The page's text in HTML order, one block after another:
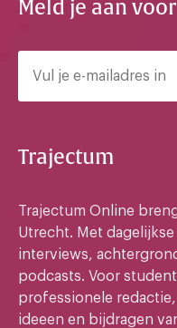
Meld je aan
Trajectum
Trajectum Online
Utrecht. Met
interviews,
podcasts. Voor
professionele
ideeen en bijdragen